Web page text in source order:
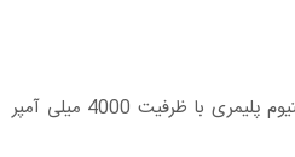
باتری: باتری غیر قابل تعویض لیتیوم پلیمری با ظرفیت 4000 میلی آمپر